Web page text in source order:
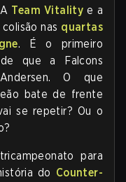
Team Vitality e a
nas quartas
. É o primeiro
que a Falcons
O que
bate de frente
se repetir? Ou o
para
do Counter-